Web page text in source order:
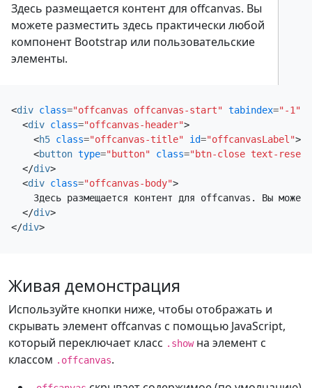
Здесь размещается контент для offcanvas. Вы
можете разместить здесь практически любой
компонент Bootstrap или пользовательские
элементы.
<div class="offcanvas offcanvas-start" tabindex="-1"
<div class="offcanvas-header">
<h5 class="offcanvas-title" id="offcanvasLabel">
<button type="button" class="btn-close text-reset"
</div>
<div class="offcanvas-body">
Здесь размещается контент для offcanvas. Вы
</div>
</div>
Живая демонстрация
Используйте кнопки ниже, чтобы отображать и
скрывать элемент offcanvas с помощью JavaScript,
который переключает класс .showна элемент с
классом .offcanvas.